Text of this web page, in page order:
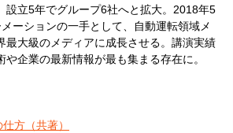
立5年でグループ6社へと拡大。2018年5
ーションの一手として、自動運転領域メ
大級のメディアに成長させる。講演実績
企業の最新情報が最も集まる存在に。
方（共著）